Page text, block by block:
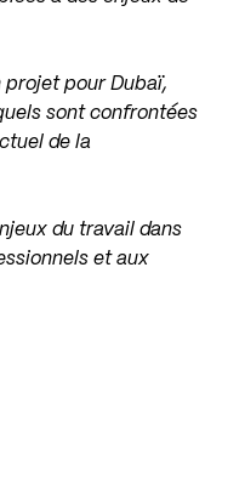
pour Dubaï,
sont confrontées
de la
du travail dans
et aux